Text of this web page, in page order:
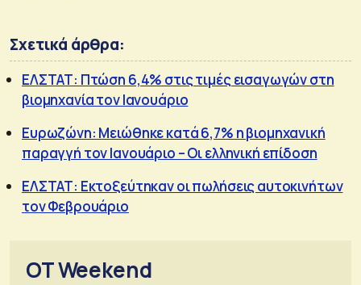
Σχετικά άρθρα:
ΕΛΣΤΑΤ: Πτώση 6,4% στις τιμές εισαγωγών στη
βιομηχανία τον Ιανουάριο
Ευρωζώνη: Μειώθηκε κατά 6,7% η βιομηχανική
παραγγή τον Ιανουάριο – Οι ελληνική επίδοση
ΕΛΣΤΑΤ: Εκτοξεύτηκαν οι πωλήσεις αυτοκινήτων
τον Φεβρουάριο
OT Weekend